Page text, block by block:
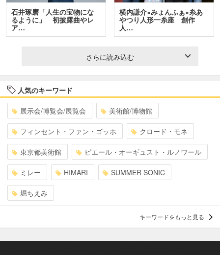
石井琢磨「人生の宝物にな
るように」 初披露曲やレ
ア…
横内謙介×みょんふぁ×糸あ
やつり人形一糸座 創作
人…
さらに読み込む
人気のキーワード
展示会/博覧会/展覧会 美術館/博物館
フィンセント・ファン・ゴッホ クロード・モネ
東京都美術館 ピエール・オーギュスト・ルノワール
ミレー HIMARI SUMMER SONIC
堀ちえみ
キーワードをもっと見る